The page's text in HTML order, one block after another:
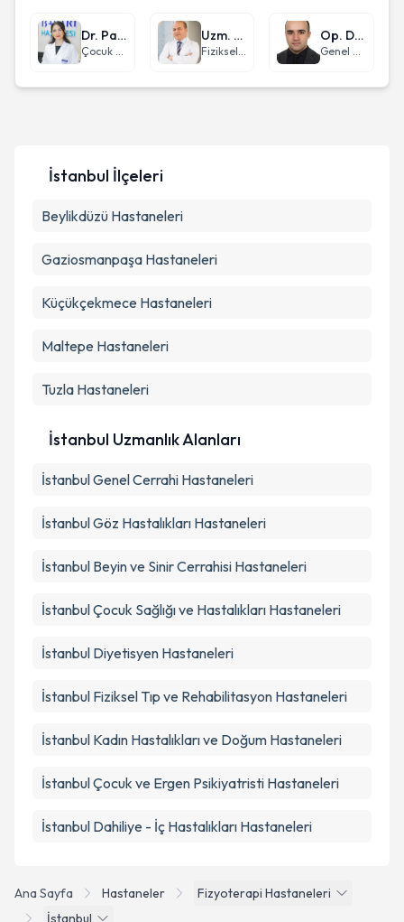
Dr. Parvana Huseynli
Çocuk Sağlığı ve Hastalıkları
Uzm. Dr. Hasan Hüseyin Yıldız
Fiziksel Tıp ve Rehabilitasyon
Op. Dr. Firuz Gachayev
Genel Cerrahi
İstanbul İlçeleri
Beylikdüzü Hastaneleri
Gaziosmanpaşa Hastaneleri
Küçükçekmece Hastaneleri
Maltepe Hastaneleri
Tuzla Hastaneleri
İstanbul Uzmanlık Alanları
İstanbulGenel Cerrahi Hastaneleri
İstanbulGöz Hastalıkları Hastaneleri
İstanbul Beyin ve Sinir Cerrahisi Hastaneleri
İstanbulÇocuk Sağlığı ve Hastalıkları Hastaneleri
İstanbul Diyetisyen Hastaneleri
İstanbul Fiziksel Tıp ve Rehabilitasyon Hastaneleri
İstanbul Kadın Hastalıkları ve Doğum Hastaneleri
İstanbulÇocuk ve Ergen Psikiyatristi Hastaneleri
İstanbul Dahiliye - İç Hastalıkları Hastaneleri
Ana Sayfa Hastaneler
Fizyoterapi Hastaneleri
İstanbul